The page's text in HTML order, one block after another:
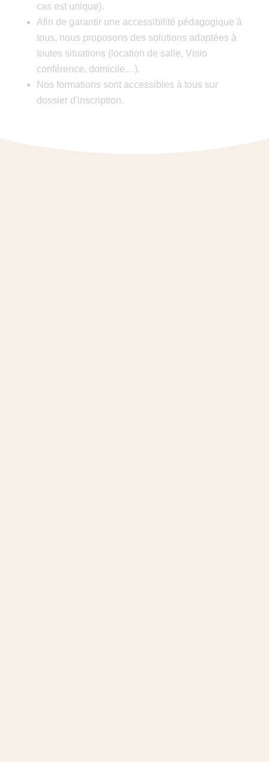
cas est unique).
Afin de garantir une accessibilité pédagogique à
tous, nous proposons des solutions adaptées à
toutes situations (location de salle, Visio
conférence, domicile…).
Nos formations sont accessibles à tous sur
dossier d'inscription.